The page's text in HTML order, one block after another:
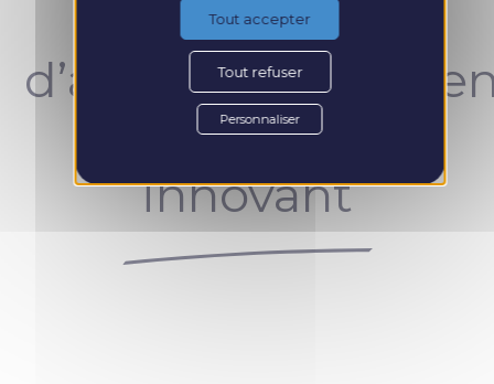
Un concept
unique et
innovant
Tout accepter
Tout refuser
Personnaliser